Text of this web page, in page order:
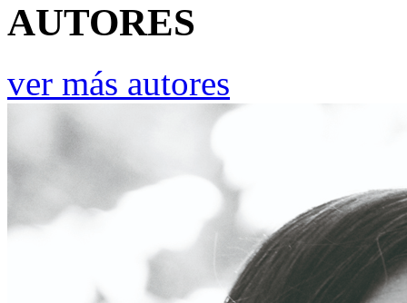
AUTORES
ver más autores